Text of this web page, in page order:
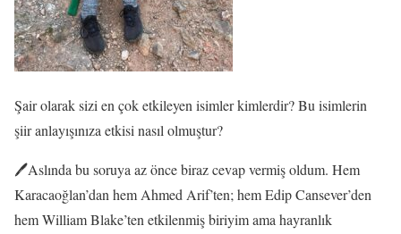
Şair olarak sizi en çok etkileyen isimler kimlerdir? Bu isimlerin
şiir anlayışınıza etkisi nasıl olmuştur?
🖊️Aslında bu soruya az önce biraz cevap vermiş oldum. Hem
Karacaoğlan’dan hem Ahmed Arif’ten; hem Edip Cansever’den
hem William Blake’ten etkilenmiş biriyim ama hayranlık